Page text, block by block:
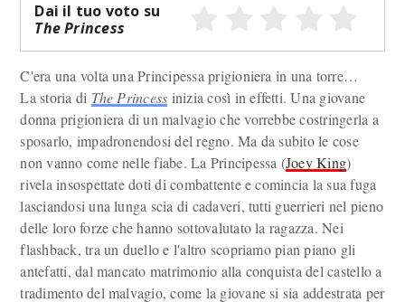
Dai il tuo voto su
The Princess
C'era una volta una Principessa prigioniera in una torre…
La storia di The Princess inizia così in effetti. Una giovane
donna prigioniera di un malvagio che vorrebbe costringerla a
sposarlo, impadronendosi del regno. Ma da subito le cose
non vanno come nelle fiabe. La Principessa (Joey King)
rivela insospettate doti di combattente e comincia la sua fuga
lasciandosi una lunga scia di cadaveri, tutti guerrieri nel pieno
delle loro forze che hanno sottovalutato la ragazza. Nei
flashback, tra un duello e l'altro scopriamo pian piano gli
antefatti, dal mancato matrimonio alla conquista del castello a
tradimento del malvagio, come la giovane si sia addestrata per